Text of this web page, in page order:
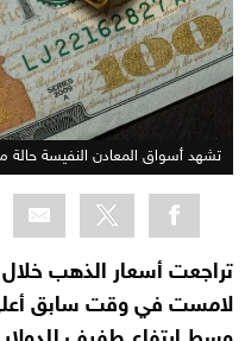
تشهد أسواق المعادن النفيسة حالة
تراجعت أسعار الذهب خلال
لامست في وقت سابق